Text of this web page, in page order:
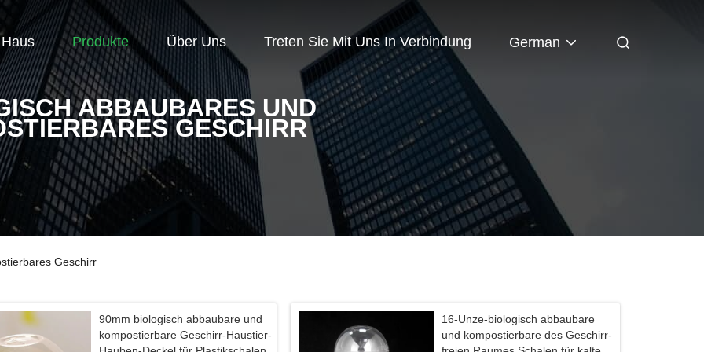
Haus Produkte Über Uns Treten Sie Mit Uns In Verbindung German
ABBAUBARES UND
GESCHIRR
Geschirr
90mm biologisch abbaubare und
kompostierbare Geschirr-Haustier-
16-Unze-biologisch abbaubare
und kompostierbare des Geschirr-